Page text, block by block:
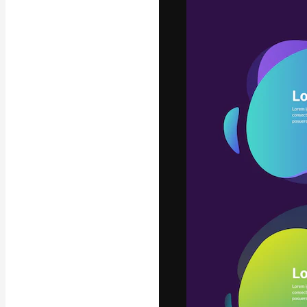
migliori lavori.
creativi,
Italiano
Copyright ©